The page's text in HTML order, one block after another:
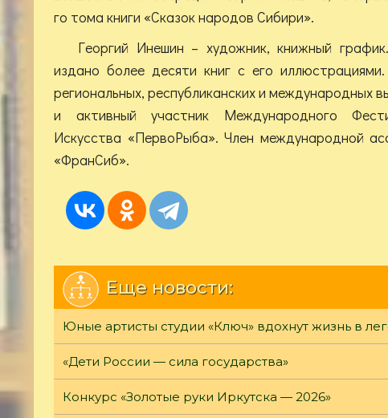
го тома книги «Сказок народов Сибири».
Георгий Инешин – художник, книжный
издано более десяти книг с его иллюстрациями.
региональных, республиканских и международных
и активный участник Международного
Искусства «ПервоРыба». Член международной
«ФранСиб».
Еще новости:
Юные артисты студии «Ключ» вдохнут жизнь в
«Дети России — сила государства»
Конкурс «Золотые руки Иркутска — 2026»